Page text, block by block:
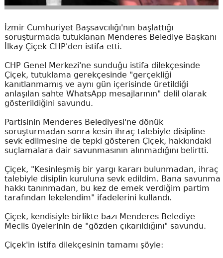
İzmir Cumhuriyet Başsavcılığı'nın başlattığı
soruşturmada tutuklanan Menderes Belediye Başkanı
İlkay Çiçek CHP'den istifa etti.
CHP Genel Merkezi'ne sunduğu istifa dilekçesinde
Çiçek, tutuklama gerekçesinde "gerçekliği
kanıtlanmamış ve aynı gün içerisinde üretildiği
anlaşılan sahte WhatsApp mesajlarının" delil olarak
gösterildiğini savundu.
Partisinin Menderes Belediyesi'ne dönük
soruşturmadan sonra kesin ihraç talebiyle disipline
sevk edilmesine de tepki gösteren Çiçek, hakkındaki
suçlamalara dair savunmasının alınmadığını belirtti.
Çiçek, "Kesinleşmiş bir yargı kararı bulunmadan, ihraç
talebiyle disiplin kuruluna sevk edildim. Bana savunma
hakkı tanınmadan, bu kez de emek verdiğim partim
tarafından lekelendim" ifadelerini kullandı.
Çiçek, kendisiyle birlikte bazı Menderes Belediye
Meclis üyelerinin de "gözden çıkarıldığını" savundu.
Çiçek'in istifa dilekçesinin tamamı şöyle: